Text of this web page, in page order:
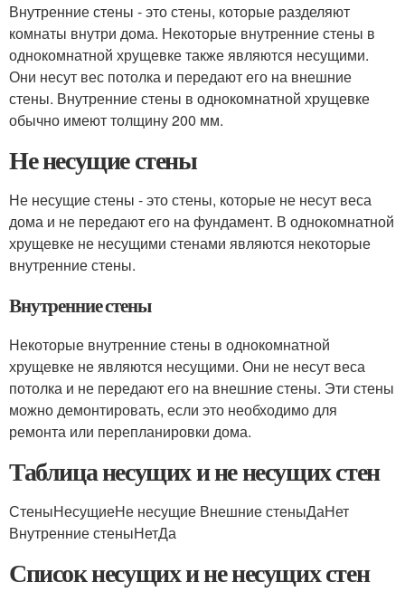
Внутренние стены - это стены, которые разделяют
комнаты внутри дома. Некоторые внутренние стены в
однокомнатной хрущевке также являются несущими.
Они несут вес потолка и передают его на внешние
стены. Внутренние стены в однокомнатной хрущевке
обычно имеют толщину 200 мм.
Не несущие стены
Не несущие стены - это стены, которые не несут веса
дома и не передают его на фундамент. В однокомнатной
хрущевке не несущими стенами являются некоторые
внутренние стены.
Внутренние стены
Некоторые внутренние стены в однокомнатной
хрущевке не являются несущими. Они не несут веса
потолка и не передают его на внешние стены. Эти стены
можно демонтировать, если это необходимо для
ремонта или перепланировки дома.
Таблица несущих и не несущих стен
СтеныНесущиеНе несущие Внешние стеныДаНет
Внутренние стеныНетДа
Список несущих и не несущих стен